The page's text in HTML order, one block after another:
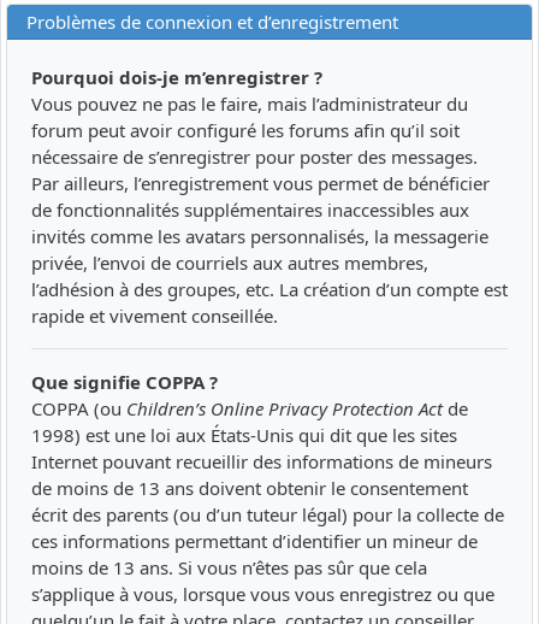
Problèmes de connexion et d’enregistrement
Pourquoi dois-je m’enregistrer ?
Vous pouvez ne pas le faire, mais l’administrateur du
forum peut avoir configuré les forums afin qu’il soit
nécessaire de s’enregistrer pour poster des messages.
Par ailleurs, l’enregistrement vous permet de bénéficier
de fonctionnalités supplémentaires inaccessibles aux
invités comme les avatars personnalisés, la messagerie
privée, l’envoi de courriels aux autres membres,
l’adhésion à des groupes, etc. La création d’un compte est
rapide et vivement conseillée.
Que signifie COPPA ?
COPPA (ou Children’s Online Privacy Protection Actde
1998) est une loi aux États-Unis qui dit que les sites
Internet pouvant recueillir des informations de mineurs
de moins de 13 ans doivent obtenir le consentement
écrit des parents (ou d’un tuteur légal) pour la collecte de
ces informations permettant d’identifier un mineur de
moins de 13 ans. Si vous n’êtes pas sûr que cela
s’applique à vous, lorsque vous vous enregistrez ou que